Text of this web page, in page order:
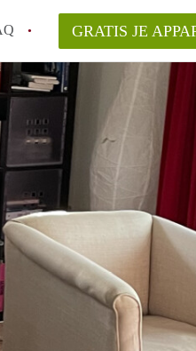
een Appartement in Tilburg?
GRATIS JE